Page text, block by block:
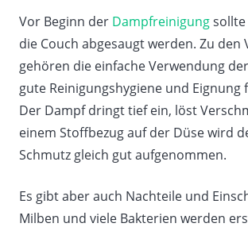
Vor Beginn der Dampfreinigungsollte
die Couch abgesaugt werden. Zu den
gehören die einfache Verwendung
gute Reinigungshygiene und Eignung
Der Dampf dringt tief ein, löst
einem Stoffbezug auf der Düse wird
Schmutz gleich gut aufgenommen.
Es gibt aber auch Nachteile und
Milben und viele Bakterien werden